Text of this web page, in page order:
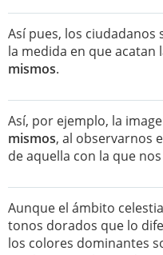
Así pues, los
la medida en que acatan
mismos.
Así, por ejemplo, la
mismos, al observarnos
de aquella con la que
Aunque el ámbito
tonos dorados que lo
los colores dominantes